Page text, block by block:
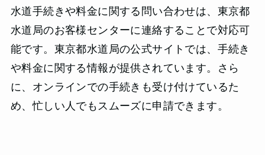
水道手続きや料金に関する問い合わせは、東京都
水道局のお客様センターに連絡することで対応可
能です。東京都水道局の公式サイトでは、手続き
や料金に関する情報が提供されています。さら
に、オンラインでの手続きも受け付けているた
め、忙しい人でもスムーズに申請できます。